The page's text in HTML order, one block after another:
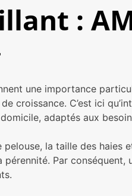
:
une importance
C’est ici
adaptés aux
la taille des haies
Par